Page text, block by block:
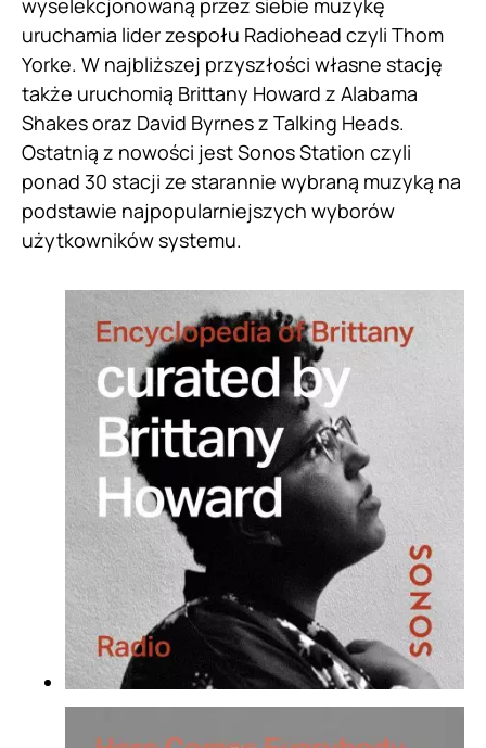
wyselekcjonowaną przez siebie muzykę
uruchamia lider zespołu Radiohead czyli Thom
Yorke. W najbliższej przyszłości własne stację
także uruchomią Brittany Howard z Alabama
Shakes oraz David Byrnes z Talking Heads.
Ostatnią z nowości jest Sonos Station czyli
ponad 30 stacji ze starannie wybraną muzyką na
podstawie najpopularniejszych wyborów
użytkowników systemu.